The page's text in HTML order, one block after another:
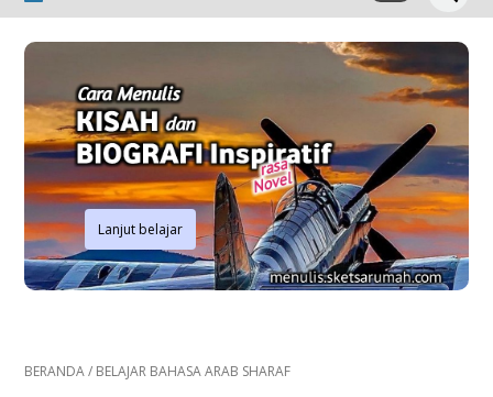
Lanjut belajar
BERANDA/ BELAJAR BAHASA ARAB SHARAF